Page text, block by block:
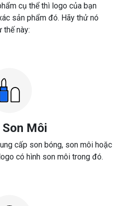
cụ thể thì logo của bạn
sản phẩm đó. Hãy thử nó
thế này:
Môi
cấp son bóng, son môi hoặc
có hình son môi trong đó.